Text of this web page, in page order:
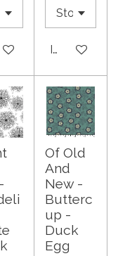
In
Of Old
And
New -
Butterc
up -
Duck
Egg